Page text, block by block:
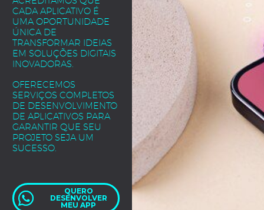
CADA APLICATIVO É
UMA OPORTUNIDADE
ÚNICA DE
TRANSFORMAR IDEIAS
EM SOLUÇÕES DIGITAIS
INOVADORAS.
OFERECEMOS
SERVIÇOS COMPLETOS
DE DESENVOLVIMENTO
DE APLICATIVOS PARA
GARANTIR QUE SEU
PROJETO SEJA UM
SUCESSO.
QUERO
DESENVOLVER
MEU APP